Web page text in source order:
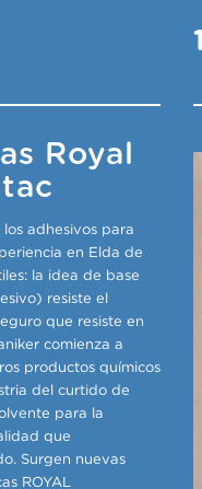
Royal
adhesivos para
en Elda de
la idea de base
resiste el
que resiste en
comienza a
productos químicos
del curtido de
para la
que
Surgen nuevas
ROYAL